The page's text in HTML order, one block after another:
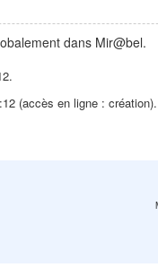
dans Mir@bel.
(accès en ligne : création).